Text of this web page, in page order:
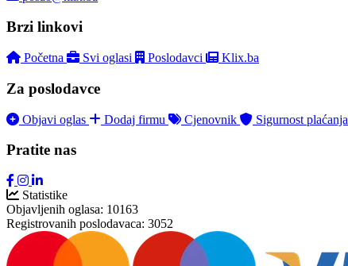
Brzi linkovi
Početna Svi oglasi Poslodavci Klix.ba
Za poslodavce
Objavi oglas Dodaj firmu Cjenovnik Sigurnost plaćanja
Pratite nas
Statistike
Objavljenih oglasa: 10163
Registrovanih poslodavaca: 3052